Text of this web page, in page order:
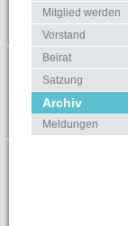
Mitglied werden
Vorstand
Beirat
Satzung
Archiv
Meldungen